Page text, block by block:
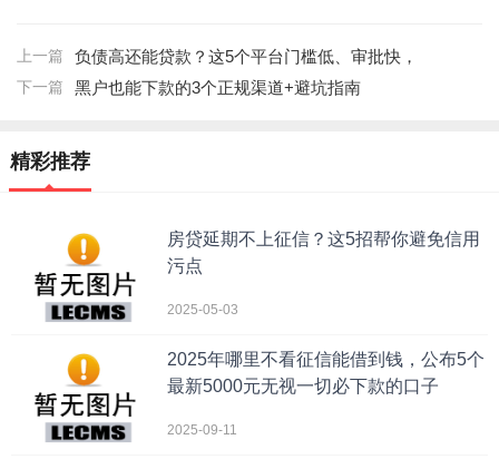
上一篇 负债高还能贷款？这5个平台门槛低、审批快，
下一篇 黑户也能下款的3个正规渠道+避坑指南
精彩推荐
房贷延期不上征信？这5招帮你避免信用
污点
2025-05-03
2025年哪里不看征信能借到钱，公布5个
最新5000元无视一切必下款的口子
2025-09-11